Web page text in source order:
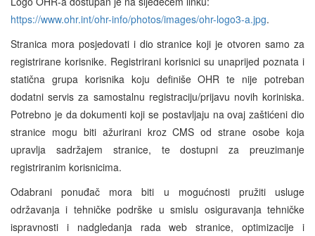
https://www.ohr.int/ohr-info/photos/images/ohr-logo3-a.jpg.
Stranica mora posjedovati i dio stranice koji je otvoren samo za
registrirane korisnike. Registrirani korisnici su unaprijed poznata i
statična grupa korisnika koju definiše OHR te nije potreban
dodatni servis za samostalnu registraciju/prijavu novih koriniska.
Potrebno je da dokumenti koji se postavljaju na ovaj zaštićeni dio
stranice mogu biti ažurirani kroz CMS od strane osobe koja
upravlja sadržajem stranice, te dostupni za preuzimanje
registriranim korisnicima.
Odabrani ponuđač mora biti u mogućnosti pružiti usluge
održavanja i tehničke podrške u smislu osiguravanja tehničke
ispravnosti i nadgledanja rada web stranice, optimizacije i